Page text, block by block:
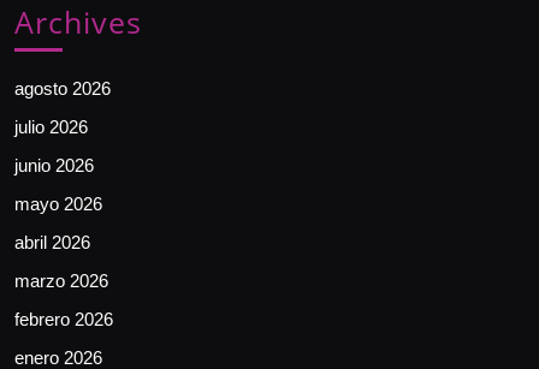
Archives
agosto 2026
julio 2026
junio 2026
mayo 2026
abril 2026
marzo 2026
febrero 2026
enero 2026